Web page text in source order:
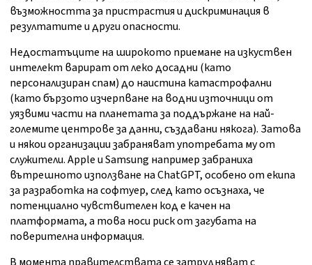
възможността за пристрастия и дискриминация в
резултатите и други опасности.
Недостатъците на широкото приемане на изкуствен
интелект варират от леко досадни (като
персонализиран спам) до наистина катастрофални
(като бързото изчерпване на водни източници от
уязвими части на планетата за поддържане на най-
големите центрове за данни, създавани някога). Затова
и някои организации забраняват употребата му от
служители. Apple и Samsung например забраниха
вътрешното използване на ChatGPT, особено от екипа
за разработка на софтуер, след като осъзнаха, че
потенциално чувствителен код е качен на
платформата, а това носи риск от загубата на
поверителна информация.